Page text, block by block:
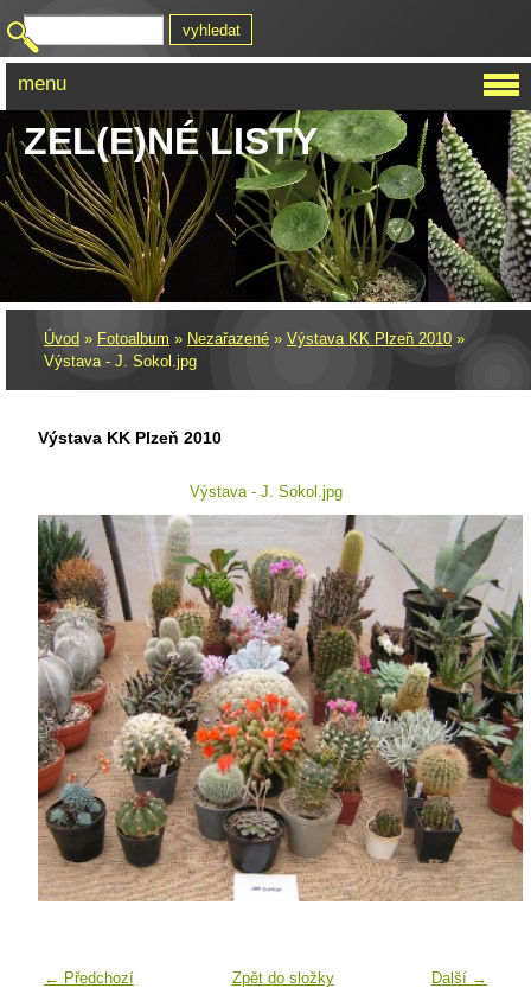
ZEL(E)NÉ LISTY
Úvod » Fotoalbum » Nezařazené » Výstava KK Plzeň 2010 »
Výstava - J. Sokol.jpg
Výstava KK Plzeň 2010
Výstava - J. Sokol.jpg
← Předchozí Další →
Zpět do složky
menu